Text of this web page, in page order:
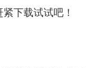
下载试试吧！